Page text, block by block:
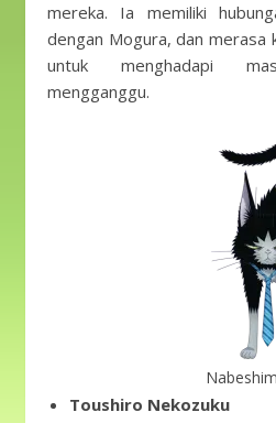
mereka. Ia memiliki
dengan Mogura, dan merasa
untuk menghadapi
mengganggu.
Toushiro Nekozuku